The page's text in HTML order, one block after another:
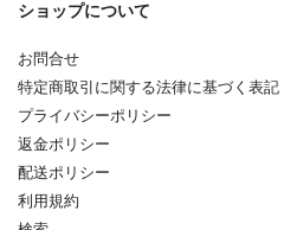
ショップについて
お問合せ
特定商取引に関する法律に基づく表記
プライバシーポリシー
返金ポリシー
配送ポリシー
利用規約